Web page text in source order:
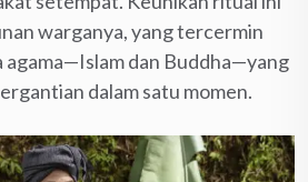
warganya, yang tercermin
agama—Islam dan Buddha—yang
dalam satu momen.